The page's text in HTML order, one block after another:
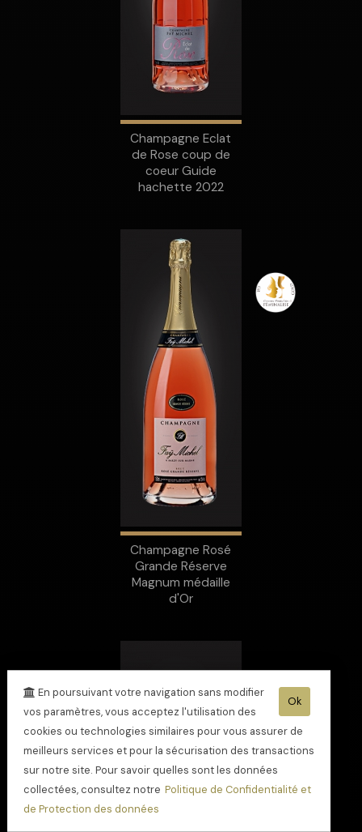
Champagne Eclat
de Rose coup de
coeur Guide
hachette 2022
Champagne Rosé
Grande Réserve
Magnum médaille
d'Or
Ok
En poursuivant votre navigation sans modifier
vos paramètres, vous acceptez l'utilisation des
cookies ou technologies similaires pour vous assurer de
meilleurs services et pour la sécurisation des transactions
sur notre site. Pour savoir quelles sont les données
collectées, consultez notre Politique de Confidentialité et
de Protection des données